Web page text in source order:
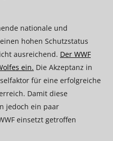
nationale und
hohen Schutzstatus
ausreichend. Der WWF
ein. Die Akzeptanz in
für eine erfolgreiche
Damit diese
jedoch ein paar
einsetzt getroffen